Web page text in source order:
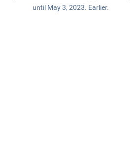
until May 3, 2023. Earlier.